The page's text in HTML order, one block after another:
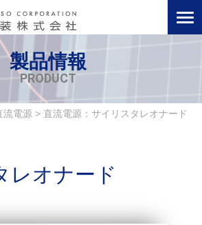
製品情報
PRODUCT
流電源 > 直流電源：サイリスタレオナード
レオナード